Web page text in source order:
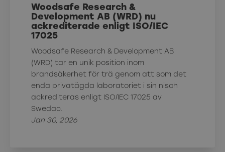
Woodsafe Research &
Development AB (WRD) nu
ackrediterade enligt ISO/IEC
17025
Woodsafe Research & Development AB
(WRD) tar en unik position inom
brandsäkerhet för trä genom att som det
enda privatägda laboratoriet i sin nisch
ackrediteras enligt ISO/IEC 17025 av
Swedac.
Jan 30, 2026